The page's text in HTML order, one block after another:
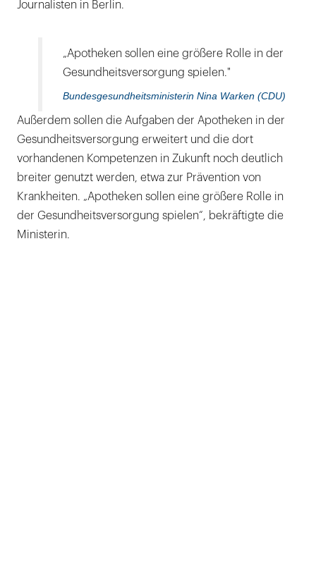
Journalisten in Berlin.
„Apotheken sollen eine größere Rolle in der
Gesundheitsversorgung spielen."
Bundesgesundheitsministerin Nina Warken (CDU)
Außerdem sollen die Aufgaben der Apotheken in der
Gesundheitsversorgung erweitert und die dort
vorhandenen Kompetenzen in Zukunft noch deutlich
breiter genutzt werden, etwa zur Prävention von
Krankheiten. „Apotheken sollen eine größere Rolle in
der Gesundheitsversorgung spielen“, bekräftigte die
Ministerin.